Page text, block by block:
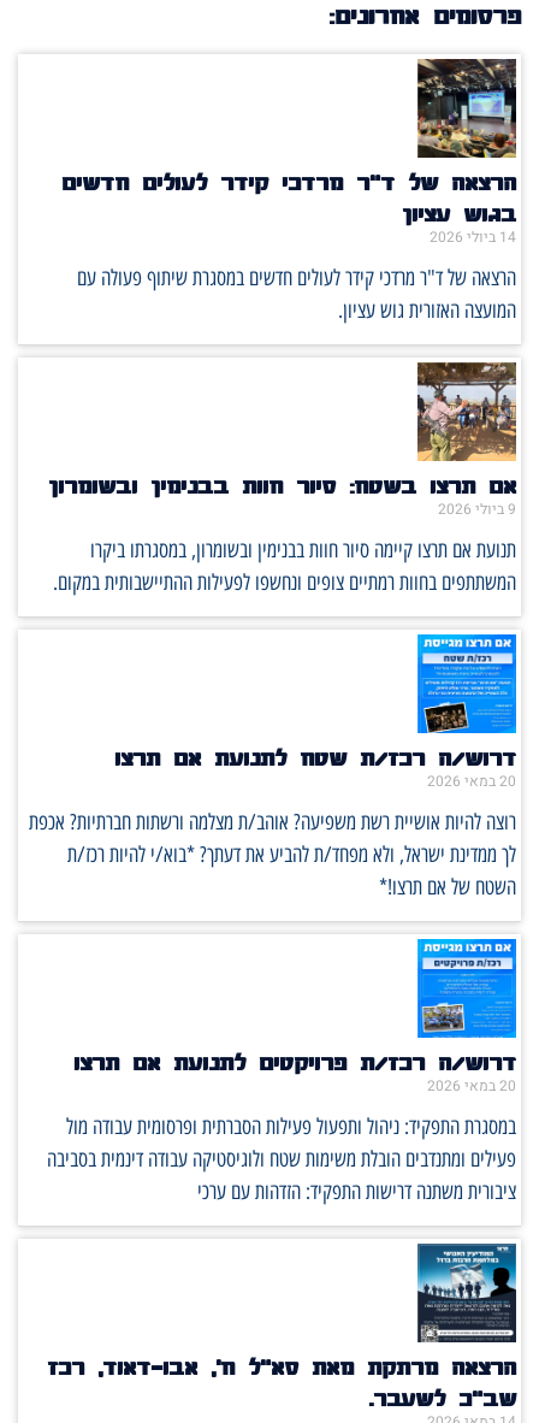
פרסומים אחרונים:
הרצאה של ד"ר מרדכי קידר לעולים חדשים
בגוש עציון
14 ביולי 2026
הרצאה של ד"ר מרדכי קידר לעולים חדשים במסגרת שיתוף פעולה עם
המועצה האזורית גוש עציון.
אם תרצו בשטח: סיור חוות בבנימין ובשומרון
9 ביולי 2026
תנועת אם תרצו קיימה סיור חוות בבנימין ובשומרון, במסגרתו ביקרו
המשתתפים בחוות רמתיים צופים ונחשפו לפעילות ההתיישבותית במקום.
דרוש/ה רכז/ת שטח לתנועת אם תרצו
20 במאי 2026
רוצה להיות אושיית רשת משפיעה? אוהב/ת מצלמה ורשתות חברתיות? אכפת
לך ממדינת ישראל, ולא מפחד/ת להביע את דעתך? *בוא/י להיות רכז/ת
השטח של אם תרצו!*
דרוש/ה רכז/ת פרויקטים לתנועת אם תרצו
20 במאי 2026
במסגרת התפקיד: ניהול ותפעול פעילות הסברתית ופרסומית עבודה מול
פעילים ומתנדבים הובלת משימות שטח ולוגיסטיקה עבודה דינמית בסביבה
ציבורית משתנה דרישות התפקיד: הזדהות עם ערכי
הרצאה מרתקת מאת סא"ל ח', אבו-דאוד, רכז
שב"כ לשעבר.